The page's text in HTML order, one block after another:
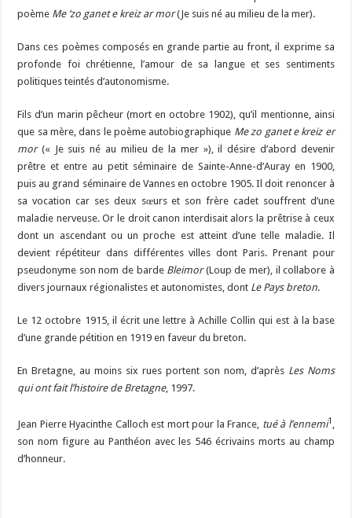
poème Me ‘zo ganet e kreiz ar mor(Je suis né au milieu de la mer).
Dans ces poèmes composés en grande partie au front, il exprime sa
profonde foi chrétienne, l’amour de sa langue et ses sentiments
politiques teintés d’autonomisme.
Fils d’un marin pêcheur (mort en octobre 1902), qu’il mentionne, ainsi
que sa mère, dans le poème autobiographique Me zo ganet e kreiz er
mor(« Je suis né au milieu de la mer »), il désire d’abord devenir
prêtre et entre au petit séminaire de Sainte-Anne-d’Auray en 1900,
puis au grand séminaire de Vannes en octobre 1905. Il doit renoncer à
sa vocation car ses deux sœurs et son frère cadet souffrent d’une
maladie nerveuse. Or le droit canon interdisait alors la prêtrise à ceux
dont un ascendant ou un proche est atteint d’une telle maladie. Il
devient répétiteur dans différentes villes dont Paris. Prenant pour
pseudonyme son nom de barde Bleimor(Loup de mer), il collabore à
divers journaux régionalistes et autonomistes, dont Le Pays breton.
Le 12 octobre 1915, il écrit une lettre à Achille Collin qui est à la base
d’une grande pétition en 1919 en faveur du breton.
En Bretagne, au moins six rues portent son nom, d’après Les Noms
qui ont fait l’histoire de Bretagne, 1997.
Jean Pierre Hyacinthe Calloch est mort pour la France, tué à l’ennemi1 ,
son nom figure au Panthéon avec les 546 écrivains morts au champ
d’honneur.